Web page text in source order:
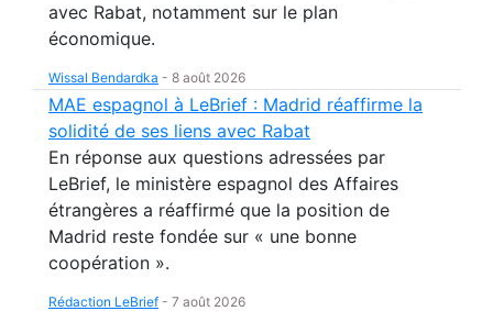
avec Rabat, notamment sur le plan
économique.
Wissal Bendardka - 8 août 2026
MAE espagnol à LeBrief : Madrid réaffirme la
solidité de ses liens avec Rabat
En réponse aux questions adressées par
LeBrief, le ministère espagnol des Affaires
étrangères a réaffirmé que la position de
Madrid reste fondée sur « une bonne
coopération ».
Rédaction LeBrief - 7 août 2026